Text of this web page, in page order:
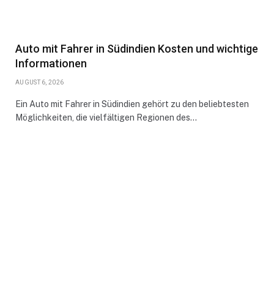
Auto mit Fahrer in Südindien Kosten und wichtige
Informationen
AUGUST 6, 2026
Ein Auto mit Fahrer in Südindien gehört zu den beliebtesten
Möglichkeiten, die vielfältigen Regionen des…